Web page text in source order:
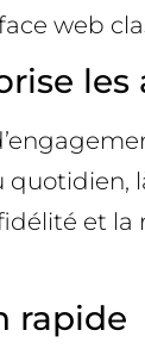
web
les
et
rapide